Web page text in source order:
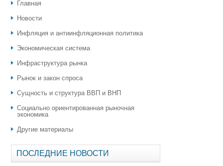
Главная
Новости
Инфляция и антиинфляционная политика
Экономическая система
Инфраструктура рынка
Рынок и закон спроса
Сущность и структура ВВП и ВНП
Социально ориентированная рыночная
экономика
Другие материалы
ПОСЛЕДНИЕ НОВОСТИ